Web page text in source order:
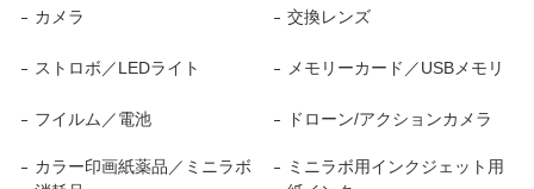
カメラ 交換レンズ
ストロボ／LEDライト メモリーカード／USBメモリ
フイルム／電池 ドローン/アクションカメラ
カラー印画紙薬品／ミニラボ
ミニラボ用インクジェット用